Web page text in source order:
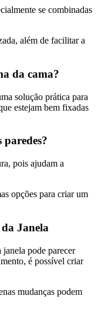
se combinadas
além de facilitar a
da cama?
solução prática para
estejam bem fixadas
paredes?
pois ajudam a
opções para criar um
Janela
pode parecer
é possível criar
mudanças podem